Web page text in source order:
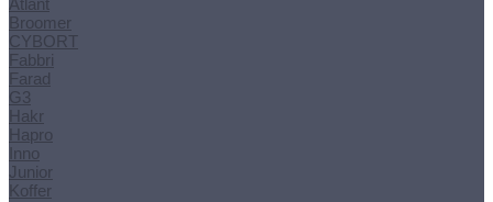
Broomer
CYBORT
Fabbri
Farad
G3
Hakr
Hapro
Inno
Junior
Koffer